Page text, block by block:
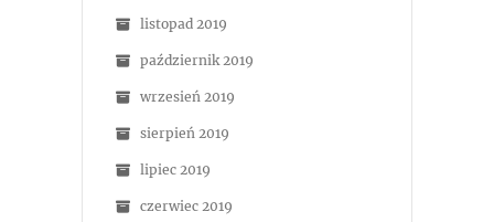
listopad 2019
październik 2019
wrzesień 2019
sierpień 2019
lipiec 2019
czerwiec 2019